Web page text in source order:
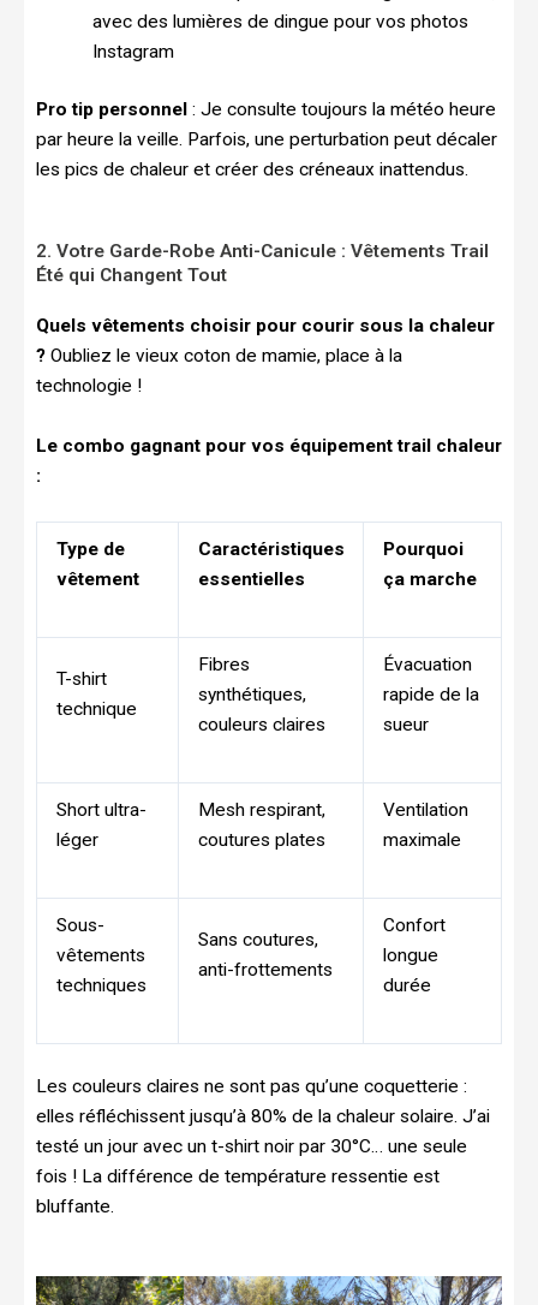
avec des lumières de dingue pour vos photos
Instagram
Pro tip personnel : Je consulte toujours la météo heure
par heure la veille. Parfois, une perturbation peut décaler
les pics de chaleur et créer des créneaux inattendus.
2. Votre Garde-Robe Anti-Canicule : Vêtements Trail
Été qui Changent Tout
Quels vêtements choisir pour courir sous la chaleur
? Oubliez le vieux coton de mamie, place à la
technologie !
Le combo gagnant pour vos équipement trail chaleur
:
Type de
vêtement
Caractéristiques
essentielles
Pourquoi
ça marche
T-shirt
technique
Fibres
synthétiques,
couleurs claires
Évacuation
rapide de la
sueur
Short ultra-
léger
Mesh respirant,
coutures plates
Ventilation
maximale
Sous-
vêtements
techniques
Sans coutures,
anti-frottements
Confort
longue
durée
Les couleurs claires ne sont pas qu’une coquetterie :
elles réfléchissent jusqu’à 80% de la chaleur solaire. J’ai
testé un jour avec un t-shirt noir par 30°C… une seule
fois ! La différence de température ressentie est
bluffante.